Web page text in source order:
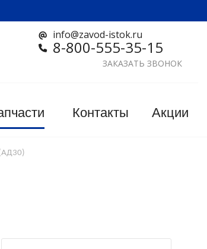
info@zavod-istok.ru
8-800-555-35-15
ЗАКАЗАТЬ ЗВОНОК
Контакты Акции